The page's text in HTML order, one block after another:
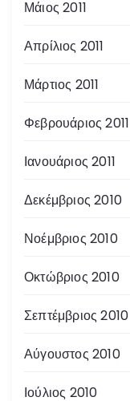
Μάιος 2011
Απρίλιος 2011
Μάρτιος 2011
Φεβρουάριος 2011
Ιανουάριος 2011
Δεκέμβριος 2010
Νοέμβριος 2010
Οκτώβριος 2010
Σεπτέμβριος 2010
Αύγουστος 2010
Ιούλιος 2010